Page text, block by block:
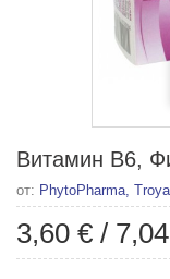
Витамин В6,
от: PhytoPharma,
3,60 € /